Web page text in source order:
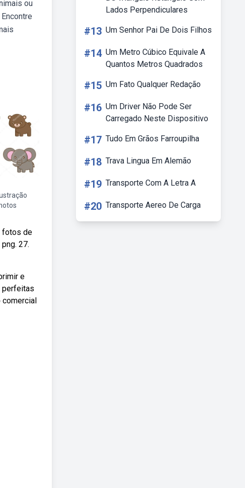
ou
fotos de
27.
e
perfeitas
comercial
Lados Perpendiculares
#13 Um Senhor Pai De Dois Filhos
#14 Um Metro Cúbico Equivale A
Quantos Metros Quadrados
#15 Um Fato Qualquer Redação
#16 Um Driver Não Pode Ser
Carregado Neste Dispositivo
#17 Tudo Em Grãos Farroupilha
#18 Trava Lingua Em Alemão
#19 Transporte Com A Letra A
#20 Transporte Aereo De Carga